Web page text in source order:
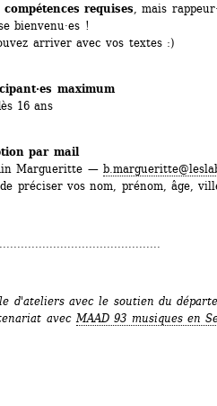
compétences requises , mais
bienvenu·es !
arriver avec vos textes :)
maximum
16 ans
par mail
Margueritte —
préciser vos nom, prénom, âge,
d'ateliers avec le soutien du
avec MAAD 93 musiques en